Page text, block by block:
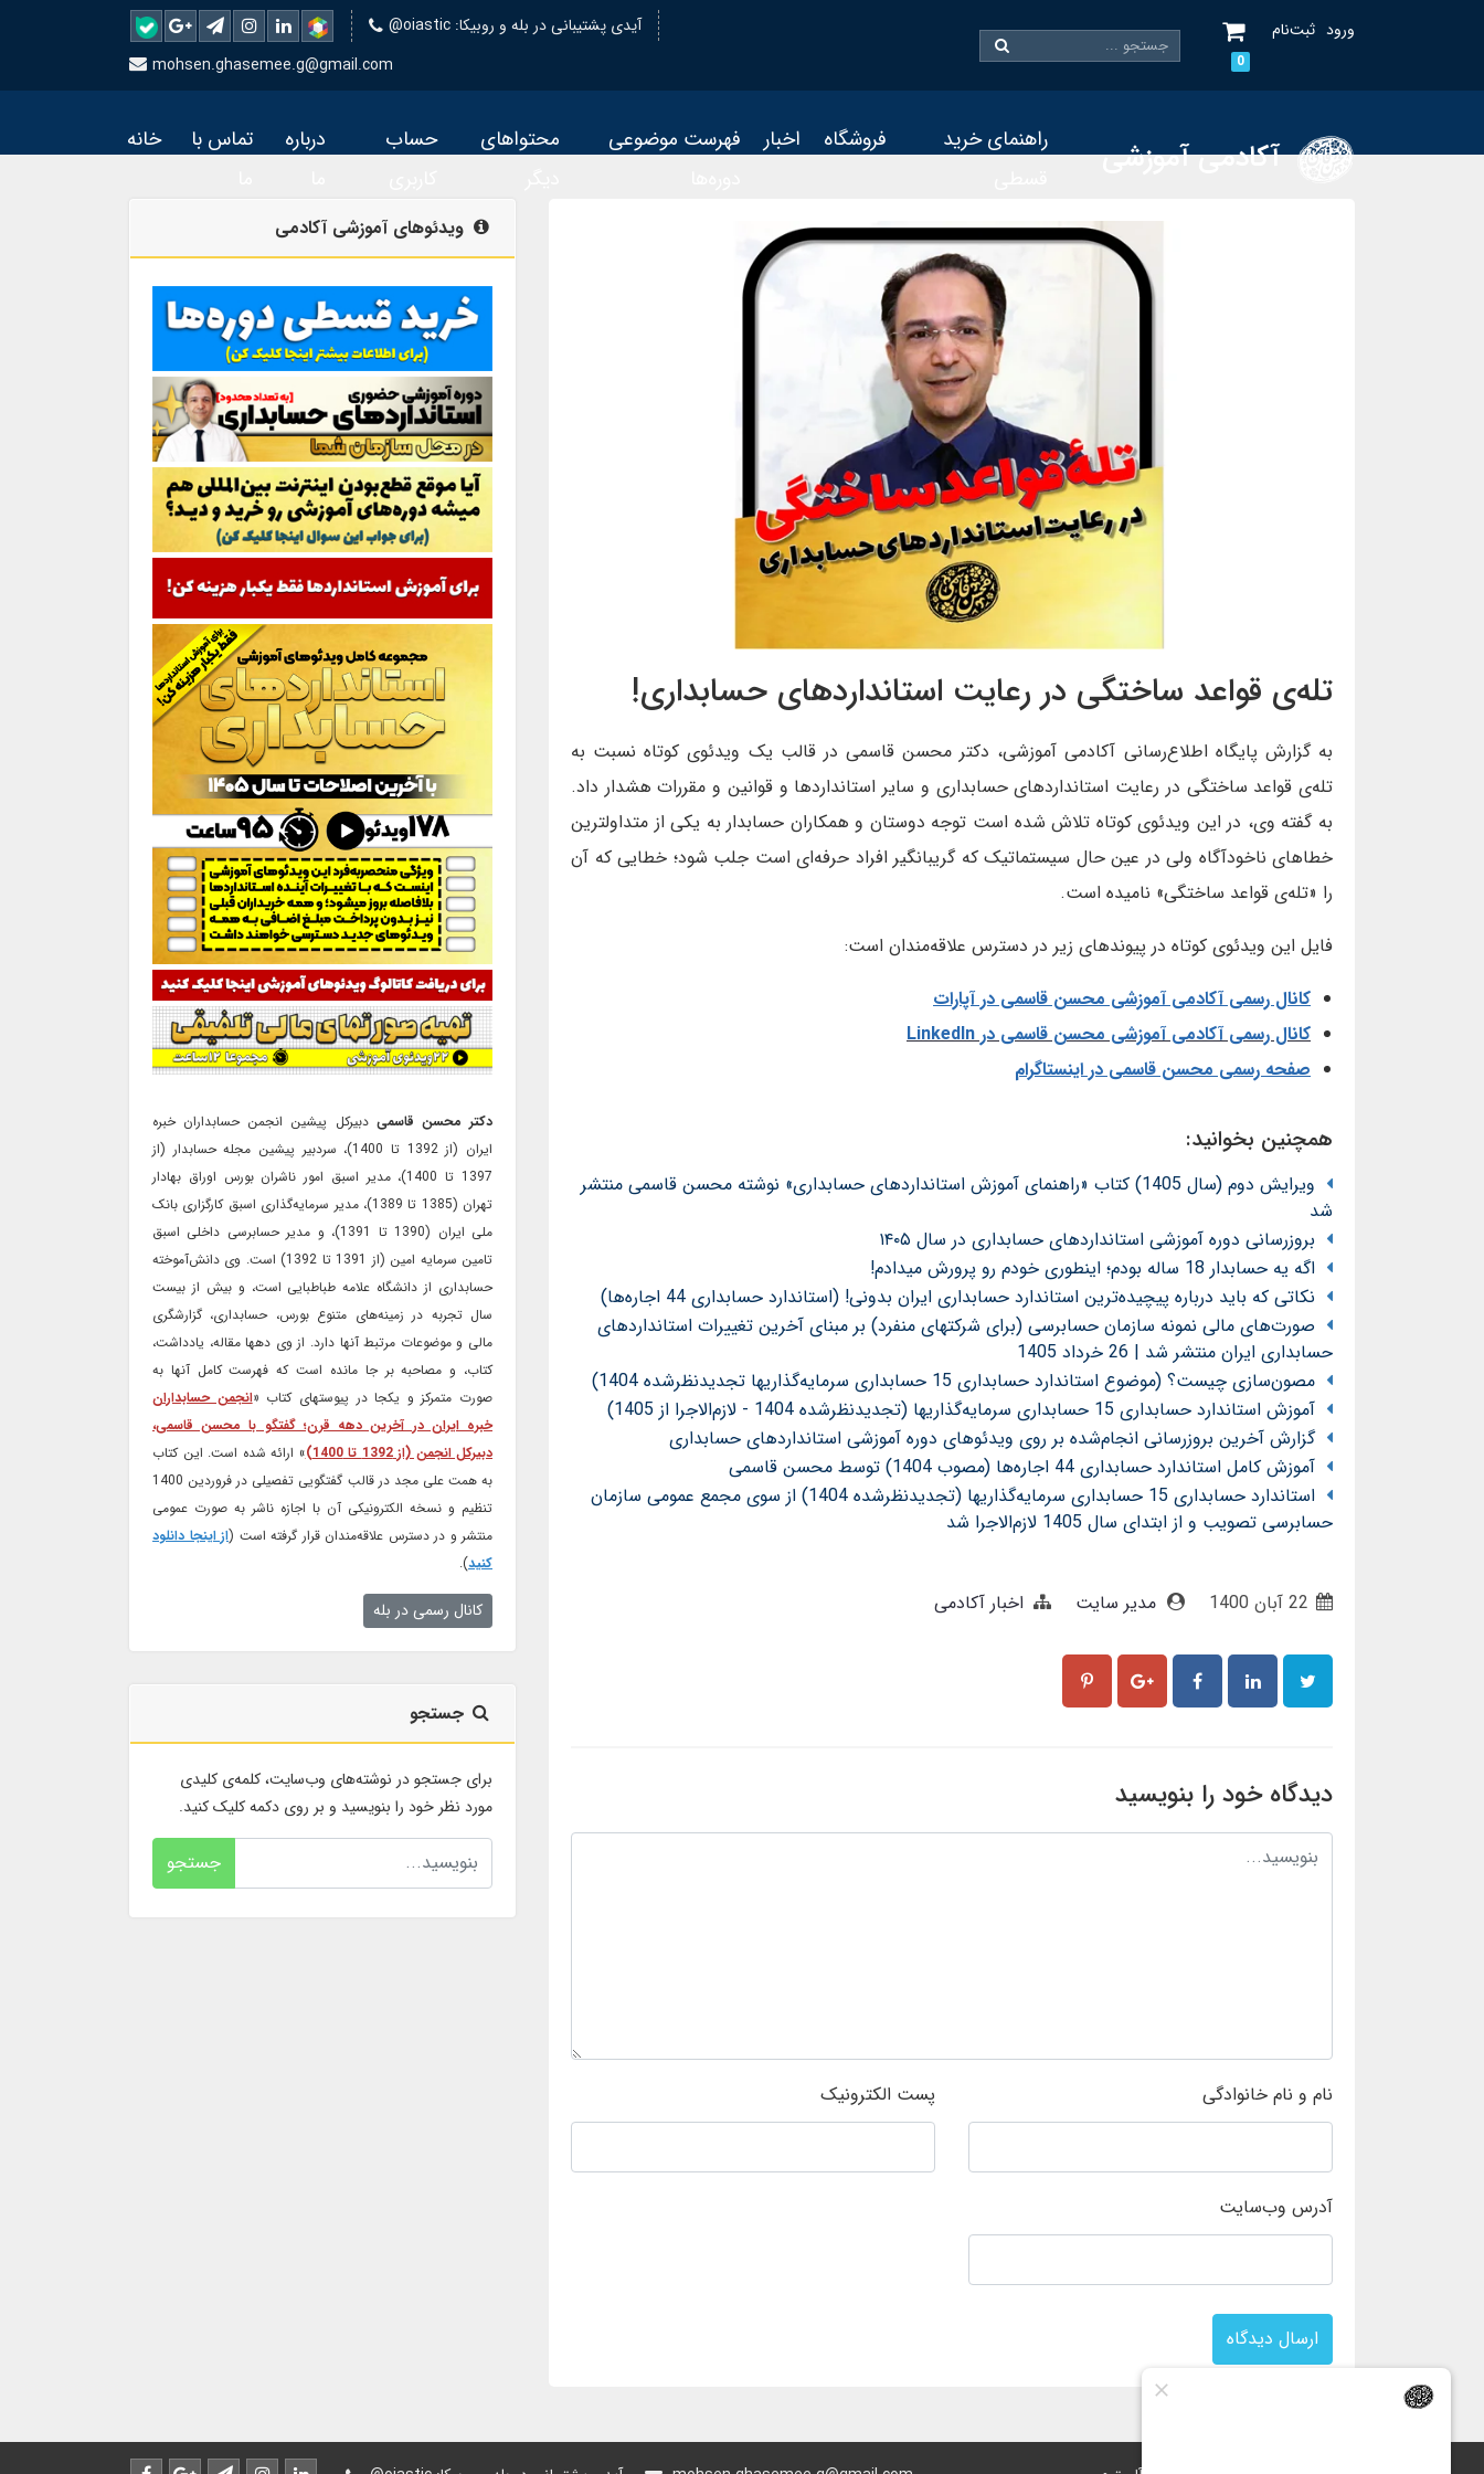
ورود ثبت‌نام
0
@oiastic :آیدی پشتیبانی در بله و روبیکا
mohsen.ghasemee.g@gmail.com
آکادمی آموزشی
راهنمای خرید
فروشگاه اخبار
فهرست موضوعی
محتواهای
حساب
درباره
تماس با
خانه
تله‌ی قواعد ساختگی در رعایت استانداردهای حسابداری!
به گزارش پایگاه اطلاع‌رسانی آکادمی آموزشی، دکتر محسن قاسمی در قالب یک ویدئوی کوتاه نسبت به
تله‌ی قواعد ساختگی در رعایت استانداردهای حسابداری و سایر استانداردها و قوانین و مقررات هشدار داد.
به گفته وی، در این ویدئوی کوتاه تلاش شده است توجه دوستان و همکاران حسابدار به یکی از متداولترین
خطاهای ناخودآگاه ولی در عین حال سیستماتیک که گریبانگیر افراد حرفه‌ای است جلب شود؛ خطایی که آن
را «تله‌ی قواعد ساختگی» نامیده‌ است.
فایل این ویدئوی کوتاه در پیوندهای زیر در دسترس علاقه‌مندان است:
کانال رسمی آکادمی آموزشی محسن قاسمی در آپارات
کانال رسمی آکادمی آموزشی محسن قاسمی در LinkedIn
صفحه رسمی محسن قاسمی در اینستاگرام
همچنین بخوانید:
ویرایش دوم (سال 1405) کتاب «راهنمای آموزش استانداردهای حسابداری» نوشته محسن قاسمی منتشر
شد
بروزرسانی دوره آموزشی استانداردهای حسابداری در سال ۱۴۰۵
اگه یه حسابدار 18 ساله بودم؛ اینطوری خودم رو پرورش میدادم!
نکاتی که باید درباره پیچیده‌ترین استاندارد حسابداری ایران بدونی! (استاندارد حسابداری 44 اجاره‌ها)
صورت‌های مالی نمونه سازمان حسابرسی (برای شرکتهای منفرد) بر مبنای آخرین تغییرات استانداردهای
حسابداری ایران منتشر شد | 26 خرداد 1405
مصون‌سازی چیست؟ (موضوع استاندارد حسابداری 15 حسابداری سرمایه‌گذاریها تجدیدنظرشده 1404)
آموزش استاندارد حسابداری 15 حسابداری سرمایه‌گذاریها (تجدیدنظرشده 1404 - لازم‌الاجرا از 1405)
گزارش آخرین بروزرسانی انجام‌شده بر روی ویدئوهای دوره آموزشی استانداردهای حسابداری
آموزش کامل استاندارد حسابداری 44 اجاره‌ها (مصوب 1404) توسط محسن قاسمی
استاندارد حسابداری 15 حسابداری سرمایه‌گذاریها (تجدیدنظرشده 1404) از سوی مجمع عمومی سازمان
حسابرسی تصویب و از ابتدای سال 1405 لازم‌الاجرا شد
مدیر سایت اخبار آکادمی
دیدگاه خود را بنویسید
نام و نام خانوادگی پست الکترونیک
آدرس وب‌سایت
ارسال دیدگاه
ویدئوهای آموزشی آکادمی
دکتر محسن قاسمی دبیرکل پیشین انجمن حسابداران خبره
ایران (از 1392 تا 1400)، سردبیر پیشین مجله حسابدار (از
1397 تا 1400)، مدیر اسبق امور ناشران بورس اوراق بهادار
تهران (1385 تا 1389)، مدیر سرمایه‌گذاری اسبق کارگزاری بانک
ملی ایران (1390 تا 1391)، و مدیر حسابرسی داخلی اسبق
تامین سرمایه امین (از 1391 تا 1392) است. وی دانش‌آموخته
حسابداری از دانشگاه علامه طباطبایی است، و بیش از بیست
سال تجربه در زمینه‌های متنوع بورس، حسابداری، گزارشگری
مالی و موضوعات مرتبط آنها دارد. از وی دهها مقاله، یادداشت،
کتاب، و مصاحبه بر جا مانده است که فهرست کامل آنها به
صورت متمرکز و یکجا در پیوستهای کتاب «انجمن حسابداران
خبره ایران در آخرین دهه قرن؛ گفتگو با محسن قاسمی،
دبیرکل انجمن (از 1392 تا 1400)
» ارائه شده است. این کتاب
به همت علی مجد در قالب گفتگویی تفصیلی در فروردین 1400
تنظیم و نسخه الکترونیکی آن با اجازه ناشر به صورت عمومی
منتشر و در دسترس علاقه‌مندان قرار گرفته است (از اینجا دانلود
کنید).
کانال رسمی در بله
جستجو
برای جستجو در نوشته‌های وب‌سایت، کلمه‌ی کلیدی
مورد نظر خود را بنویسید و بر روی دکمه کلیک کنید.
جستجو